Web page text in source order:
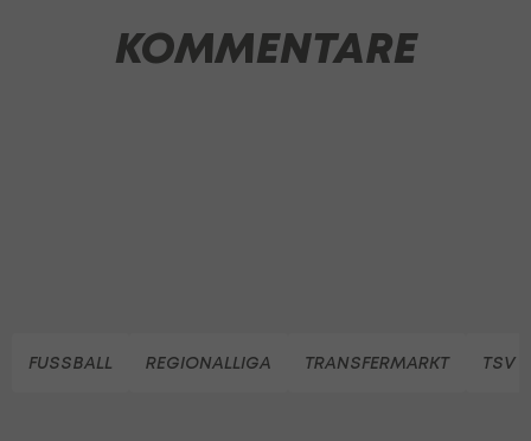
KOMMENTARE
FUSSBALL REGIONALLIGA TRANSFERMARKT TSV